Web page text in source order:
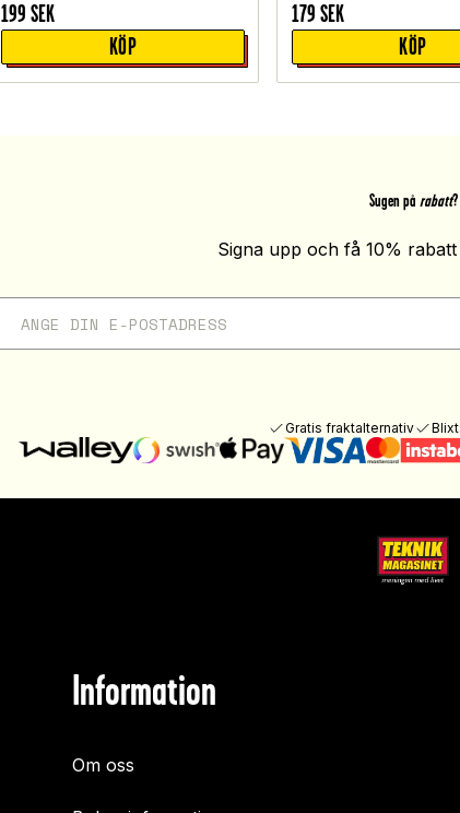
199 SEK
KÖP
179 SEK
KÖP
Sugen på rabatt?
Signa upp och få 10%
Gratis fraktalternativ
Information
Om oss